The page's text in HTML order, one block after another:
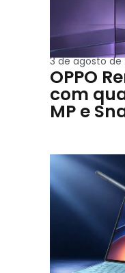
3 de agosto de
OPPO
com
MP e